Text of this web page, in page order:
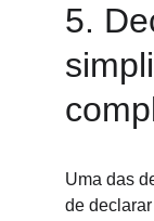
5.
Uma das
de